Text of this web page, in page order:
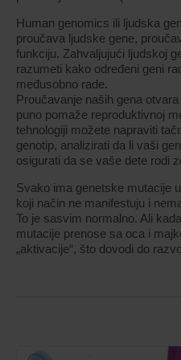
Human genomics ili ljudska
proučava ljudske gene,
funkciju. Zahvaljujući ljudskoj
razumeti kako određeni geni
međusobno rade.
Proučavanje naših gena
puno pomaže reproduktivnoj
tehnologiji možete napraviti
genotip, analizirati da li vaši
osigurati da se vaše dete rodi
Svako ima genetske mutacije
koji način ne manifestuju i
To je sasvim normalno. Ali
mutacije prenose sa oca i
„aktivacije“, što dovodi do